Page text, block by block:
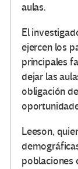
aulas.
El
ejercen los
principales
dejar las
obligación
Leeson,
poblaciones